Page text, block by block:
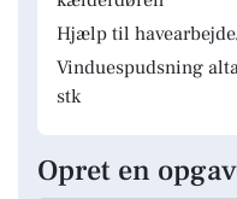
Hjælp til
Vinduespudsning
stk
Opret en